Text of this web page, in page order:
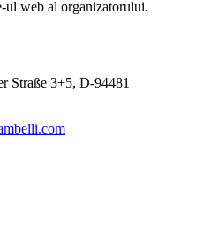
ul web al organizatorului.
Straße 3+5, D-94481